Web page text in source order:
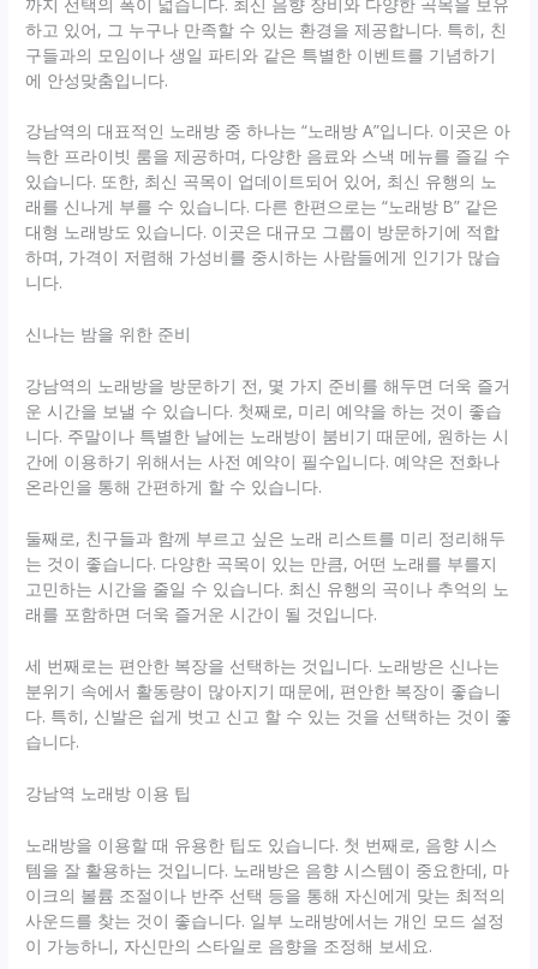
하고 있어, 그 누구나 만족할 수 있는 환경을 제공합니다. 특히, 친
구들과의 모임이나 생일 파티와 같은 특별한 이벤트를 기념하기
에 안성맞춤입니다.
강남역의 대표적인 노래방 중 하나는 “노래방 A”입니다. 이곳은 아
늑한 프라이빗 룸을 제공하며, 다양한 음료와 스낵 메뉴를 즐길 수
있습니다. 또한, 최신 곡목이 업데이트되어 있어, 최신 유행의 노
래를 신나게 부를 수 있습니다. 다른 한편으로는 “노래방 B” 같은
대형 노래방도 있습니다. 이곳은 대규모 그룹이 방문하기에 적합
하며, 가격이 저렴해 가성비를 중시하는 사람들에게 인기가 많습
니다.
신나는 밤을 위한 준비
강남역의 노래방을 방문하기 전, 몇 가지 준비를 해두면 더욱 즐거
운 시간을 보낼 수 있습니다. 첫째로, 미리 예약을 하는 것이 좋습
니다. 주말이나 특별한 날에는 노래방이 붐비기 때문에, 원하는 시
간에 이용하기 위해서는 사전 예약이 필수입니다. 예약은 전화나
온라인을 통해 간편하게 할 수 있습니다.
둘째로, 친구들과 함께 부르고 싶은 노래 리스트를 미리 정리해두
는 것이 좋습니다. 다양한 곡목이 있는 만큼, 어떤 노래를 부를지
고민하는 시간을 줄일 수 있습니다. 최신 유행의 곡이나 추억의 노
래를 포함하면 더욱 즐거운 시간이 될 것입니다.
세 번째로는 편안한 복장을 선택하는 것입니다. 노래방은 신나는
분위기 속에서 활동량이 많아지기 때문에, 편안한 복장이 좋습니
다. 특히, 신발은 쉽게 벗고 신고 할 수 있는 것을 선택하는 것이 좋
습니다.
강남역 노래방 이용 팁
노래방을 이용할 때 유용한 팁도 있습니다. 첫 번째로, 음향 시스
템을 잘 활용하는 것입니다. 노래방은 음향 시스템이 중요한데, 마
이크의 볼륨 조절이나 반주 선택 등을 통해 자신에게 맞는 최적의
사운드를 찾는 것이 좋습니다. 일부 노래방에서는 개인 모드 설정
이 가능하니, 자신만의 스타일로 음향을 조정해 보세요.